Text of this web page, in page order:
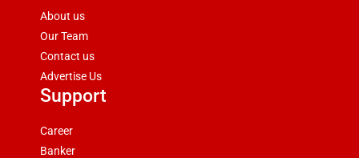
About us
Our Team
Contact us
Advertise Us
Support
Career
Banker